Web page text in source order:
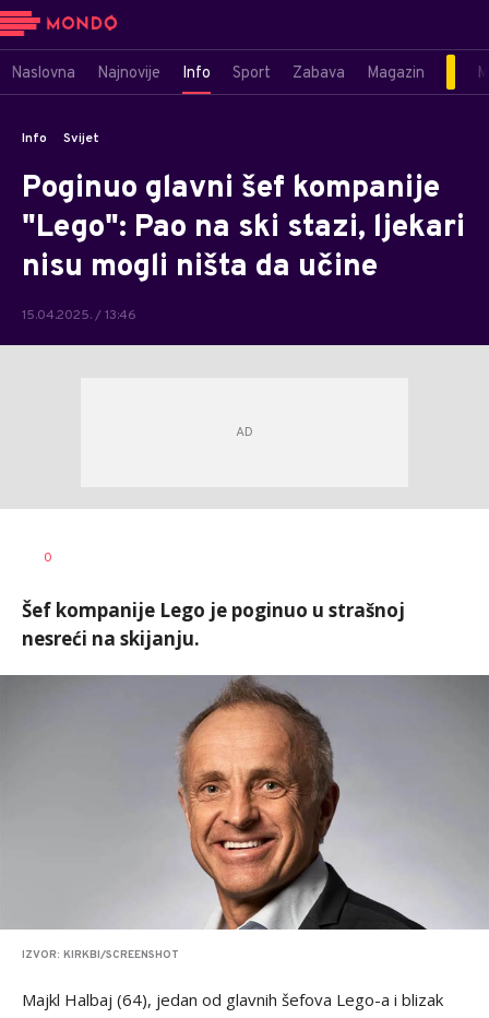
Naslovna Najnovije Info Sport Zabava Magazin
Info Svijet
Poginuo glavni šef kompanije
"Lego": Pao na ski stazi, ljekari
nisu mogli ništa da učine
15.04.2025. / 13:46
AUTOR
0
Šef kompanije Lego je poginuo u strašnoj
nesreći na skijanju.
IZVOR: KIRKBI/SCREENSHOT
Majkl Halbaj (64), jedan od glavnih šefova Lego-a i blizak